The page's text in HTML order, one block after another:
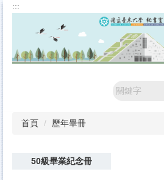
跳
內
:::
首頁 歷年畢冊
50級畢業紀念冊